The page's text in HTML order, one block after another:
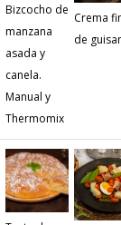
Bizcocho de
manzana
asada y
canela.
Manual y
Thermomix
Crema
de